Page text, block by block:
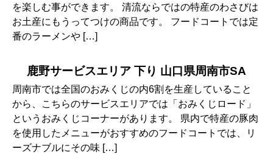
を楽しむ事ができます。 清流ならではの特産のわさびは
お土産にもうってつけの商品です。 フードコートでは定
番のラーメンや […]
鹿野サービスエリア 下り 山口県周南市SA
周南市では全国のおみくじの内6割を生産していること
から、こちらのサービスエリアでは「おみくじロード」
というおみくじコーナーがあります。 県内で特産の豚肉
を使用したメニューがおすすめのフードコートでは、リ
ーズナブルにその味 […]